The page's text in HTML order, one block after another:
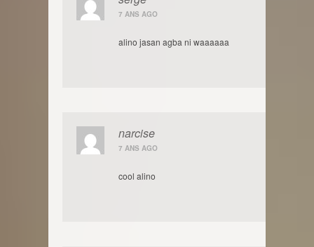
7 ANS AGO
alino jasan agba ni waaaaaa
narcise
7 ANS AGO
cool alino